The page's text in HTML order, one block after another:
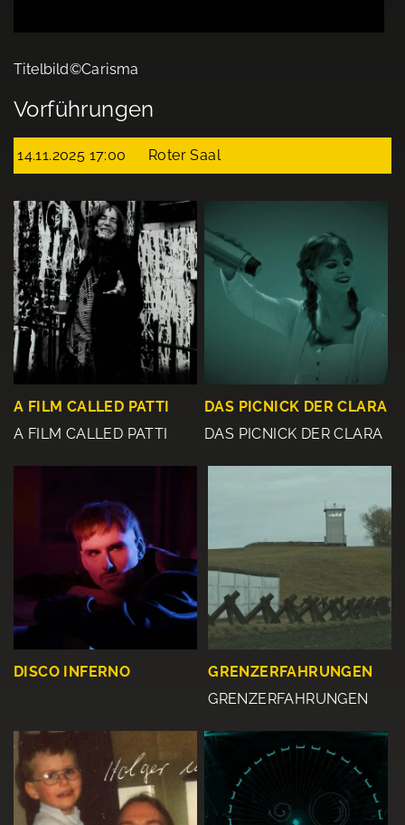
Titelbild©Carisma
Vorführungen
14.11.2025 17:00 Roter Saal
A FILM CALLED PATTI
A FILM CALLED PATTI
DAS PICNICK DER CLARA
DAS PICNICK DER CLARA
DISCO INFERNO
GRENZERFAHRUNGEN
GRENZERFAHRUNGEN